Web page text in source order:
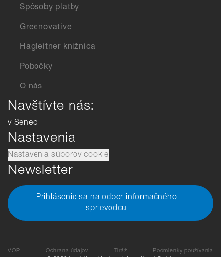
Spôsoby platby
Greenovative
Hagleitner knižnica
Pobočky
O nás
Navštívte nás:
v Senec
Nastavenia
Nastavenia súborov cookie
Newsletter
Prihlásenie sa na odber informačného
sprievodcu
VOP Ochrana údajov Tiráž
Podmienky používania